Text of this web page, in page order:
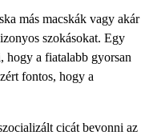
más macskák vagy akár
szokásokat. Egy
hogy a fiatalabb gyorsan
fontos, hogy a
cicát bevonni az